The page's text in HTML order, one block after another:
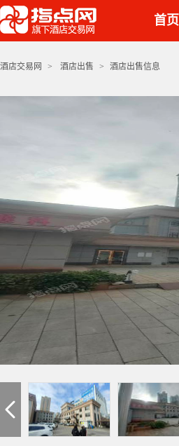
首页
酒店交易网 > 酒店出售 > 酒店出售信息